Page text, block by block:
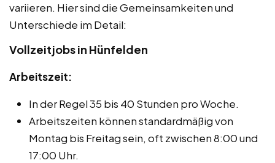
variieren. Hier sind die Gemeinsamkeiten und
Unterschiede im Detail:
Vollzeitjobs in Hünfelden
Arbeitszeit:
In der Regel 35 bis 40 Stunden pro Woche.
Arbeitszeiten können standardmäßig von
Montag bis Freitag sein, oft zwischen 8:00 und
17:00 Uhr.